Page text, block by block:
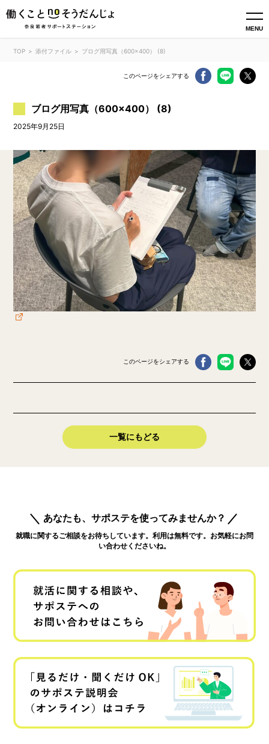
MENU
TOP 添付ファイル ブログ用写真（600×400） (8)
このページをシェアする
ブログ用写真（600×400） (8)
2025年9月25日
このページをシェアする
一覧にもどる
あなたも、サポステを使ってみませんか？
就職に関するご相談をお待ちしています。利用は無料です。お気軽にお問
い合わせくださいね。